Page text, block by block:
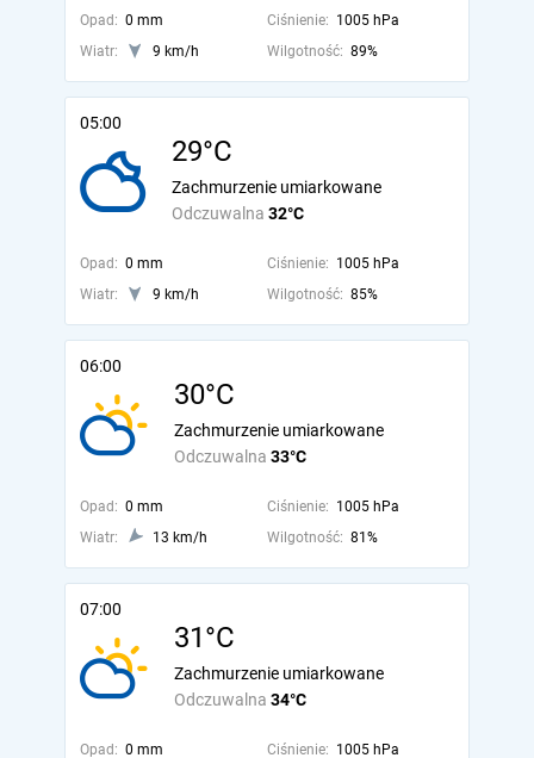
Opad: 0 mm Ciśnienie: 1005 hPa
Wiatr:
9 km/h Wilgotność: 89%
05:00
29°C
Odczuwalna 32°C
Zachmurzenie umiarkowane
Opad: 0 mm Ciśnienie: 1005 hPa
Wiatr:
9 km/h Wilgotność: 85%
06:00
30°C
Odczuwalna 33°C
Zachmurzenie umiarkowane
Opad: 0 mm Ciśnienie: 1005 hPa
Wiatr:
13 km/h Wilgotność: 81%
07:00
31°C
Odczuwalna 34°C
Zachmurzenie umiarkowane
Opad: 0 mm Ciśnienie: 1005 hPa